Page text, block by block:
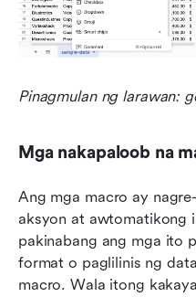
Pinagmulan ng larawan:
Mga nakapaloob na
Ang mga macro ay
aksyon at awtomatikong
pakinabang ang mga ito
format o paglilinis ng
macro. Wala itong